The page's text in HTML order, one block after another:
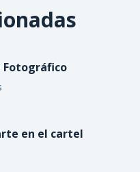
Fotográfico
en el cartel